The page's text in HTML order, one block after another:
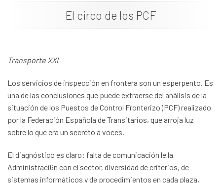
Dokumentazioa
El circo de los PCF
Transporte XXI
Los servicios de inspección en frontera son un esperpento. Es
una de las conclusiones que puede extraerse del análisis de la
situación de los Puestos de Control Fronterizo (PCF) realizado
por la Federación Española de Transitarios, que arroja luz
sobre lo que era un secreto a voces.
El diagnóstico es claro: falta de comunicación le la
Administraci6n con el sector, diversidad de criterios, de
sistemas informáticos y de procedimientos en cada plaza,